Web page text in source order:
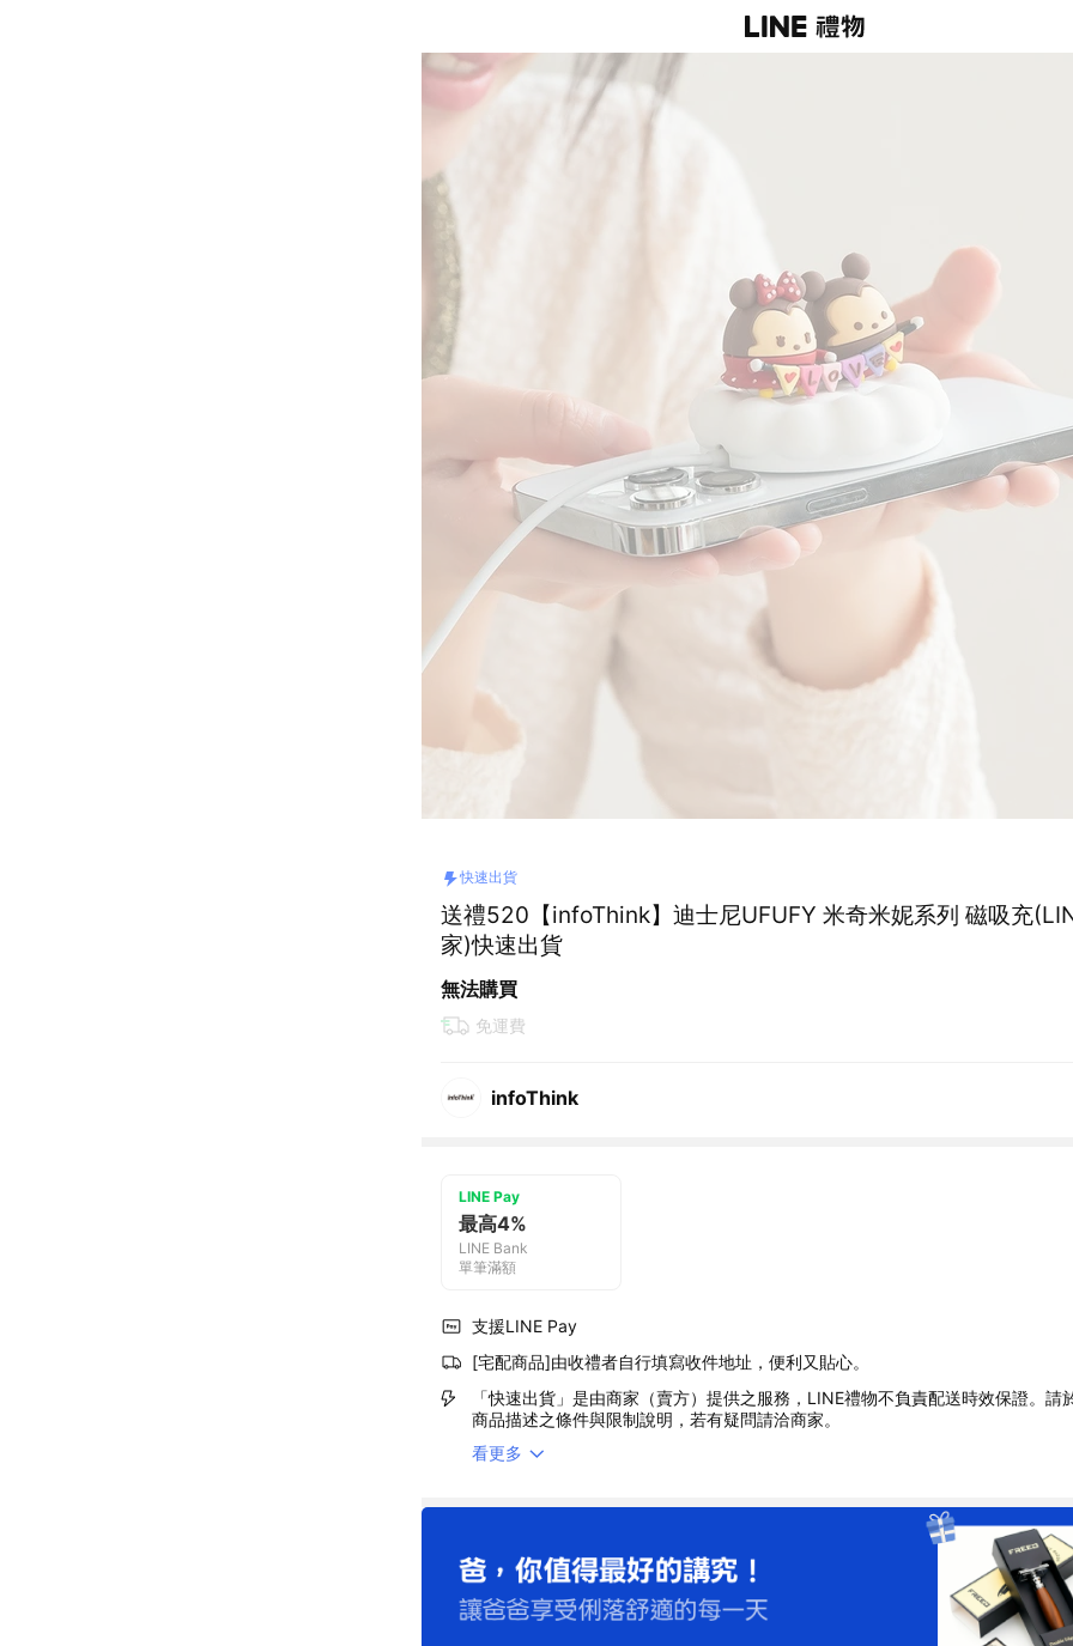
快速出貨
送禮520【infoThink】迪士尼UFUFY 米奇米妮系列 磁吸充
家)快速出貨
無法購買
免運費
infoThink
LINE Pay
最高4%
LINE Bank
單筆滿額
支援LINE Pay
[宅配商品]由收禮者自行填寫收件地址，便利又貼心。
「快速出貨」是由商家（賣方）提供之服務，LINE禮物不負責配送時效保證。請
商品描述之條件與限制說明，若有疑問請洽商家。
看更多